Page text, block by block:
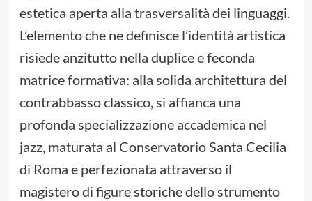
estetica aperta alla trasversalità dei linguaggi.
L’elemento che ne definisce l’identità artistica
risiede anzitutto nella duplice e feconda
matrice formativa: alla solida architettura del
contrabbasso classico, si affianca una
profonda specializzazione accademica nel
jazz, maturata al Conservatorio Santa Cecilia
di Roma e perfezionata attraverso il
magistero di figure storiche dello strumento